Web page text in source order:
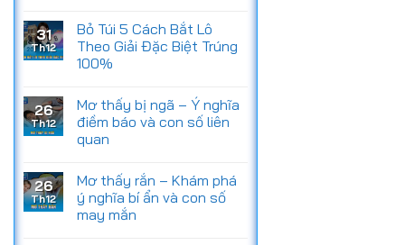
31
Th12
Bỏ Túi 5 Cách Bắt Lô
Theo Giải Đặc Biệt Trúng
100%
26
Th12
Mơ thấy bị ngã – Ý nghĩa
điềm báo và con số liên
quan
26
Th12
Mơ thấy rắn – Khám phá
ý nghĩa bí ẩn và con số
may mắn